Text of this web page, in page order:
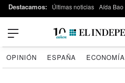
Destacamos: Últimas noticias Aída Bao
OPINIÓN ESPAÑA ECONOMÍA